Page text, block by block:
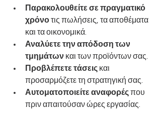
Παρακολουθείτε σε πραγματικό
χρόνο τις πωλήσεις, τα αποθέματα
και τα οικονομικά.
Αναλύετε την απόδοση των
τμημάτων και των προϊόντων σας.
Προβλέπετε τάσεις και
προσαρμόζετε τη στρατηγική σας.
Αυτοματοποιείτε αναφορές που
πριν απαιτούσαν ώρες εργασίας.